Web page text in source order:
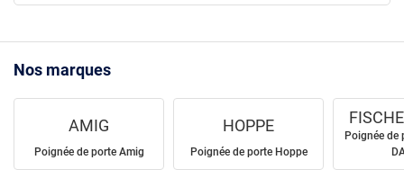
Nos marques
AMIG
Poignée de porte Amig
HOPPE
Poignée de porte Hoppe
Poignée de